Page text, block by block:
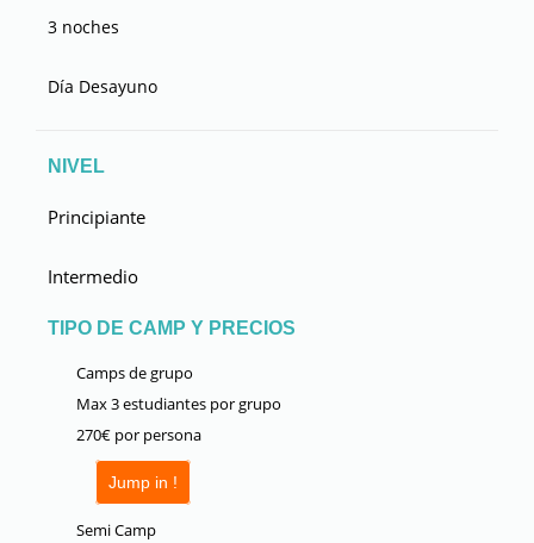
3 noches
Día Desayuno
NIVEL
Principiante
Intermedio
TIPO DE CAMP Y PRECIOS
Camps de grupo
Max 3 estudiantes por grupo
270€ por persona
Jump in !
Semi Camp